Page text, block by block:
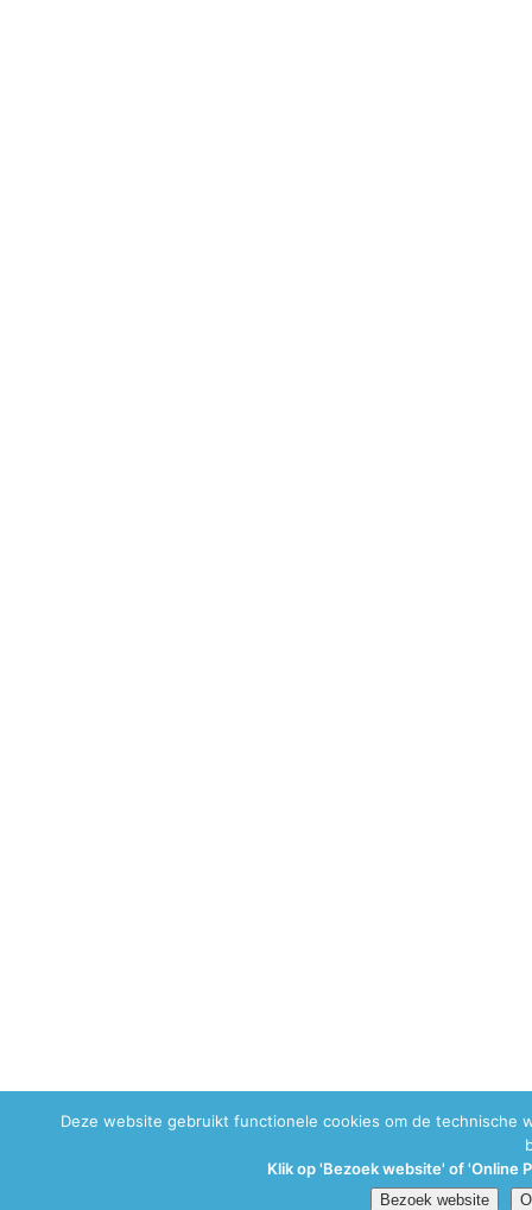
Deze website gebruikt functionele cookies om de technische
Klik op 'Bezoek website' of 'Online
Bezoek website